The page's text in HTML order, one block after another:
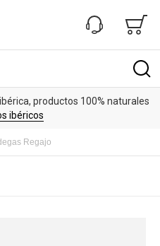
productos 100% naturales
ibéricos
Regajo